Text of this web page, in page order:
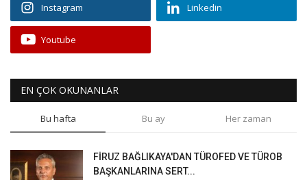
Instagram Linkedin
Youtube
EN ÇOK OKUNANLAR
Bu hafta Bu ay Her zaman
FİRUZ BAĞLIKAYA'DAN TÜROFED VE TÜROB
BAŞKANLARINA SERT...